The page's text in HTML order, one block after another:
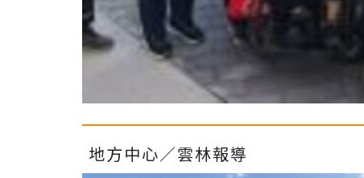
地方中心／雲林報導